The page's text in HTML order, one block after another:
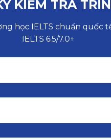
KIỂM TRA
học IELTS chuẩn quốc
IELTS 6.5/7.0+